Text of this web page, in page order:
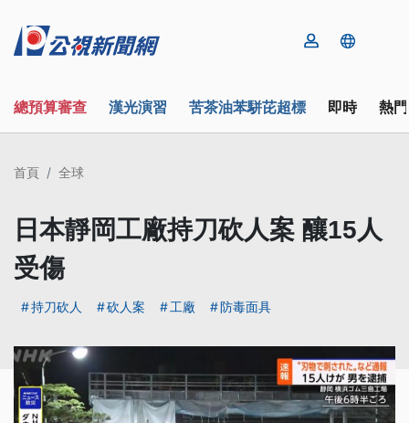
總預算審查 漢光演習 苦茶油苯駢芘超標 即時 熱
首頁 全球
日本靜岡工廠持刀砍人案 釀15人
受傷
持刀砍人 砍人案 工廠 防毒面具